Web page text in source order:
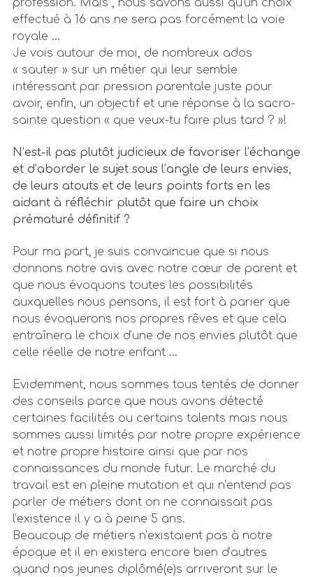
profession. Mais , nous savons aussi qu’un choix
effectué à 16 ans ne sera pas forcément la voie
royale …
Je vois autour de moi, de nombreux ados
« sauter » sur un métier qui leur semble
intéressant par pression parentale juste pour
avoir, enfin, un objectif et une réponse à la sacro-
sainte question « que veux-tu faire plus tard ? »!
N’est-il pas plutôt judicieux de favoriser l’échange
et d’aborder le sujet sous l’angle de leurs envies,
de leurs atouts et de leurs points forts en les
aidant à réfléchir plutôt que faire un choix
prématuré définitif ?
Pour ma part, je suis convaincue que si nous
donnons notre avis avec notre cœur de parent et
que nous évoquons toutes les possibilités
auxquelles nous pensons, il est fort à parier que
nous évoquerons nos propres rêves et que cela
entraînera le choix d’une de nos envies plutôt que
celle réelle de notre enfant …
Evidemment, nous sommes tous tentés de donner
des conseils parce que nous avons détecté
certaines facilités ou certains talents mais nous
sommes aussi limités par notre propre expérience
et notre propre histoire ainsi que par nos
connaissances du monde futur. Le marché du
travail est en pleine mutation et qui n’entend pas
parler de métiers dont on ne connaissait pas
l’existence il y a à peine 5 ans.
Beaucoup de métiers n’existaient pas à notre
époque et il en existera encore bien d’autres
quand nos jeunes diplômé(e)s arriveront sur le